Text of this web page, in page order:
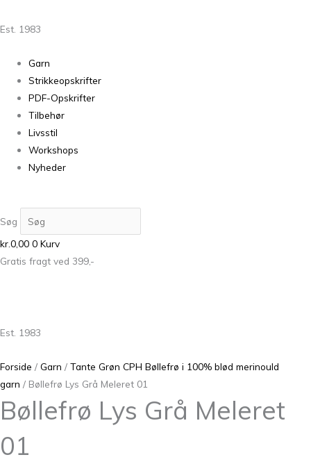
Est. 1983
Garn
Strikkeopskrifter
PDF-Opskrifter
Tilbehør
Livsstil
Workshops
Nyheder
Søg
kr.0,00 0 Kurv
Gratis fragt ved 399,-
Est. 1983
Forside / Garn / Tante Grøn CPH Bøllefrø i 100% blød merinould
garn / Bøllefrø Lys Grå Meleret 01
Bøllefrø Lys Grå Meleret
01